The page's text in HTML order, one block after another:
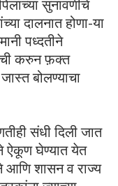
सुनावणीचे
दालनात होणा-या
पध्दतीने
करुन फ़क्त
बोलण्याचा
संधी दिली जात
ऐकूण घेण्यात येत
आणि शासन व राज्य